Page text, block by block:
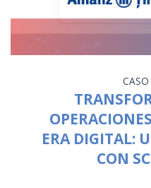
CASO
ERA DIGITAL:
CON